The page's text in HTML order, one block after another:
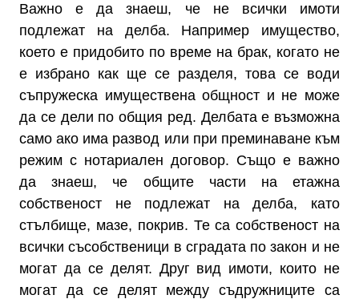
Важно е да знаеш, че не всички имоти
подлежат на делба. Например имущество,
което е придобито по време на брак, когато не
е избрано как ще се разделя, това се води
съпружеска имуществена общност и не може
да се дели по общия ред. Делбата е възможна
само ако има развод или при преминаване към
режим с нотариален договор. Също е важно
да знаеш, че общите части на етажна
собственост не подлежат на делба, като
стълбище, мазе, покрив. Те са собственост на
всички съсобственици в сградата по закон и не
могат да се делят. Друг вид имоти, които не
могат да се делят между съдружниците са